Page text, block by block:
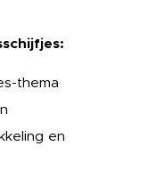
thema
en